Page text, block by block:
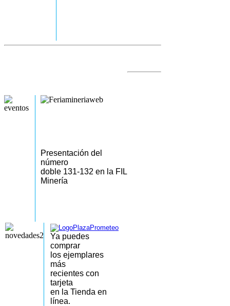
Presentación del
número
doble 131-132 en la FIL
Minería
Ya puedes
comprar
los ejemplares
más
recientes con
tarjeta
en la Tienda en
línea.